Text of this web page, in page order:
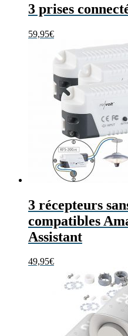
3 prises
59,95€
3 récepteurs
compatibles
Assistant
49,95€